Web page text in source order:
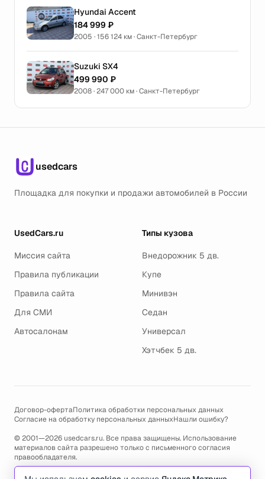
Hyundai Accent
184 999 ₽
2005 · 156 124 км · Санкт-Петербург
Suzuki SX4
499 990 ₽
2008 · 247 000 км · Санкт-Петербург
usedcars
Площадка для покупки и продажи автомобилей в России
UsedCars.ru
Миссия сайта
Правила публикации
Правила сайта
Для СМИ
Автосалонам
Типы кузова
Внедорожник 5 дв.
Купе
Минивэн
Седан
Универсал
Хэтчбек 5 дв.
Договор-офертаПолитика обработки персональных данных
Согласие на обработку персональных данныхНашли ошибку?
© 2001—2026 usedcars.ru. Все права защищены. Использование
материалов сайта разрешено только с письменного согласия
правообладателя.
Пользуясь сайтом, вы соглашаетесь с использованием cookies и